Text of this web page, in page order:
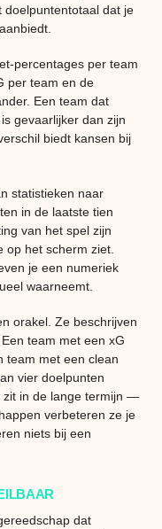
doelpuntentotaal dat je
percentages per team
per team en de
Een team dat
gevaarlijker dan zijn
biedt kansen bij
statistieken naar
in de laatste tien
van het spel zijn
op het scherm ziet.
je een numeriek
waarneemt.
orakel. Ze beschrijven
team met een xG
team met een clean
vier doelpunten
zit in de lange termijn —
verbeteren ze je
niets bij een
dat